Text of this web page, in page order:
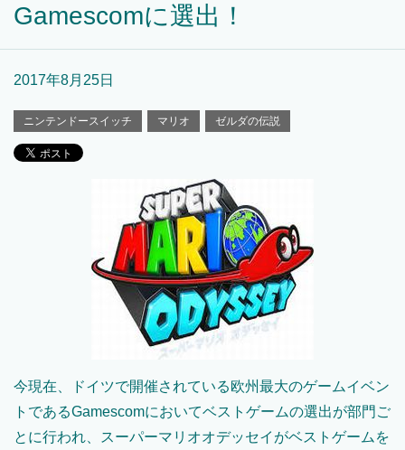
Gamescomに選出！
2017年8月25日
ニンテンドースイッチ マリオ ゼルダの伝説
今現在、ドイツで開催されている欧州最大のゲームイベン
トであるGamescomにおいてベストゲームの選出が部門ご
とに行われ、スーパーマリオオデッセイがベストゲームを